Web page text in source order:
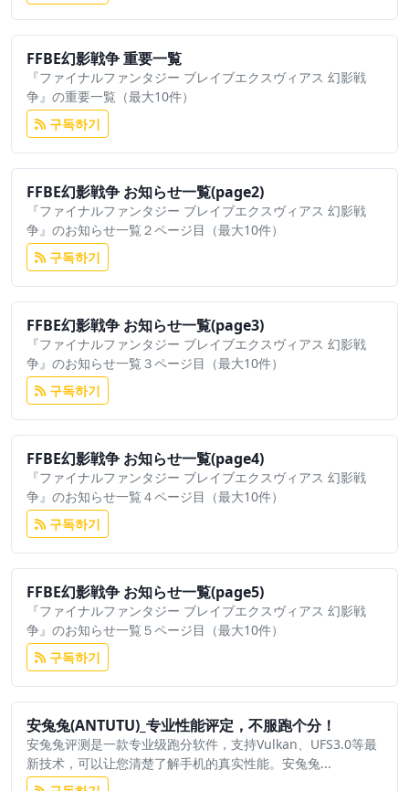
FFBE幻影戦争 重要一覧
『ファイナルファンタジー ブレイブエクスヴィアス 幻影戦
争』の重要一覧（最大10件）
구독하기
FFBE幻影戦争 お知らせ一覧(page2)
『ファイナルファンタジー ブレイブエクスヴィアス 幻影戦
争』のお知らせ一覧２ページ目（最大10件）
구독하기
FFBE幻影戦争 お知らせ一覧(page3)
『ファイナルファンタジー ブレイブエクスヴィアス 幻影戦
争』のお知らせ一覧３ページ目（最大10件）
구독하기
FFBE幻影戦争 お知らせ一覧(page4)
『ファイナルファンタジー ブレイブエクスヴィアス 幻影戦
争』のお知らせ一覧４ページ目（最大10件）
구독하기
FFBE幻影戦争 お知らせ一覧(page5)
『ファイナルファンタジー ブレイブエクスヴィアス 幻影戦
争』のお知らせ一覧５ページ目（最大10件）
구독하기
安兔兔(ANTUTU)_专业性能评定，不服跑个分！
安兔兔评测是一款专业级跑分软件，支持Vulkan、UFS3.0等最
新技术，可以让您清楚了解手机的真实性能。安兔兔...